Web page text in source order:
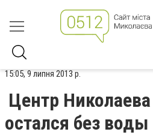
15:05, 9 липня 2013 р.
Центр
остался без воды